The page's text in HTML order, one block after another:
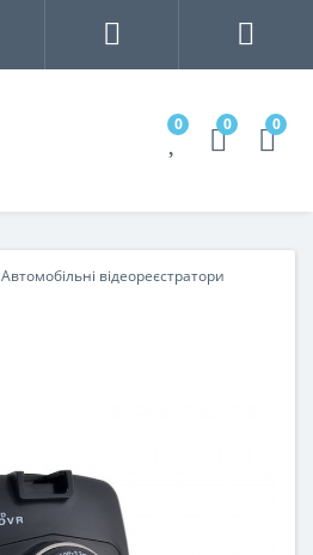
0 0 0
Автомобільні відеореєстратори